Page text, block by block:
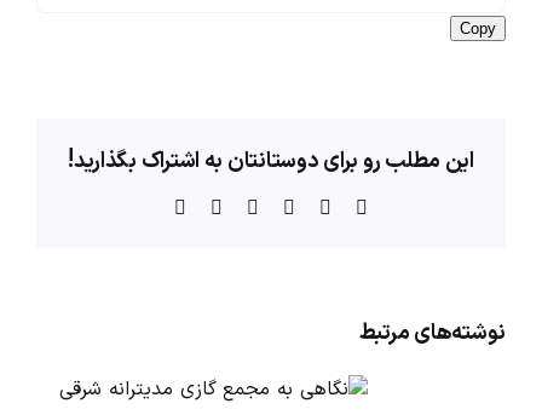
Copy
این مطلب رو برای دوستانتان به اشتراک بگذارید!
Facebook
LinkedIn
WhatsApp
Telegram
نوشته‌‌های مرتبط